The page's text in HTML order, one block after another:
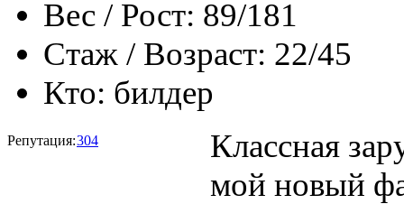
Вес / Рост: 89/181
Стаж / Возраст: 22/45
Кто: билдер
Репутация:304
Классная
мой новый